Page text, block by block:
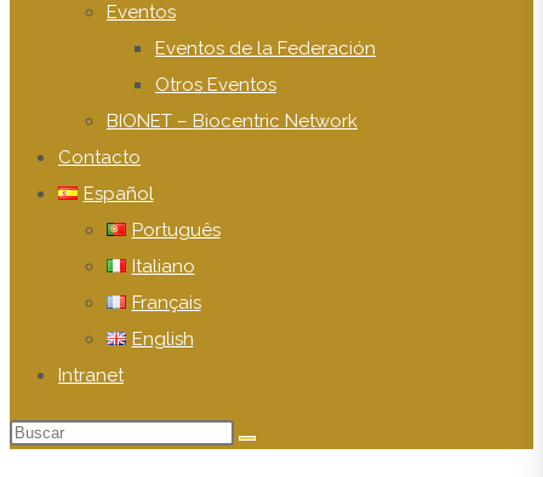
Eventos
Eventos de la Federación
Otros Eventos
BIONET – Biocentric Network
Contacto
Español
Português
Italiano
Français
English
Intranet
Buscar